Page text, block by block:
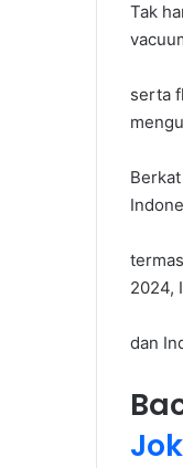
Tak
serta
2024,
dan